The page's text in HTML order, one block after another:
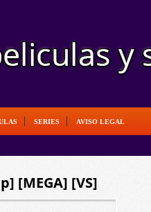
SERIES AVISO LEGAL
[MEGA] [VS]